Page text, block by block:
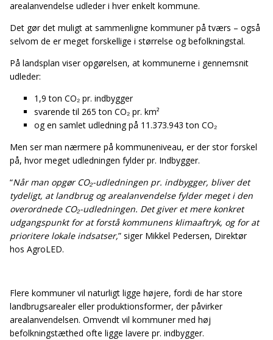
arealanvendelse udleder i hver enkelt kommune.
Det gør det muligt at sammenligne kommuner på tværs – også
selvom de er meget forskellige i størrelse og befolkningstal.
På landsplan viser opgørelsen, at kommunerne i gennemsnit
udleder:
1,9 ton CO₂ pr. indbygger
svarende til 265 ton CO₂ pr. km²
og en samlet udledning på 11.373.943 ton CO₂
Men ser man nærmere på kommuneniveau, er der stor forskel
på, hvor meget udledningen fylder pr. Indbygger.
“Når man opgør CO₂-udledningen pr. indbygger, bliver det
tydeligt, at landbrug og arealanvendelse fylder meget i den
overordnede CO₂-udledningen. Det giver et mere konkret
udgangspunkt for at forstå kommunens klimaaftryk, og for at
prioritere lokale indsatser,” siger Mikkel Pedersen, Direktør
hos AgroLED.
Flere kommuner vil naturligt ligge højere, fordi de har store
landbrugsarealer eller produktionsformer, der påvirker
arealanvendelsen. Omvendt vil kommuner med høj
befolkningstæthed ofte ligge lavere pr. indbygger.